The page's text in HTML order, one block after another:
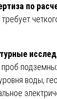
по
требует
воды,